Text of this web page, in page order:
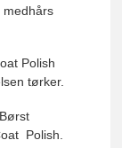
medhårs
Polish
tørker.
Polish.